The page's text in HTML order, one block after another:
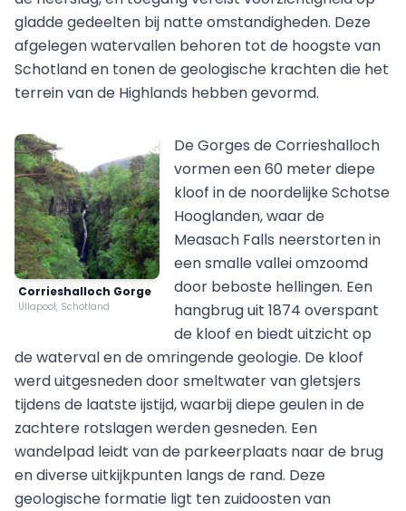
gladde gedeelten bij natte omstandigheden. Deze
afgelegen watervallen behoren tot de hoogste van
Schotland en tonen de geologische krachten die het
terrein van de Highlands hebben gevormd.
Corrieshalloch Gorge
Ullapool, Schotland
De Gorges de Corrieshalloch
vormen een 60 meter diepe
kloof in de noordelijke Schotse
Hooglanden, waar de
Measach Falls neerstorten in
een smalle vallei omzoomd
door beboste hellingen. Een
hangbrug uit 1874 overspant
de kloof en biedt uitzicht op
de waterval en de omringende geologie. De kloof
werd uitgesneden door smeltwater van gletsjers
tijdens de laatste ijstijd, waarbij diepe geulen in de
zachtere rotslagen werden gesneden. Een
wandelpad leidt van de parkeerplaats naar de brug
en diverse uitkijkpunten langs de rand. Deze
geologische formatie ligt ten zuidoosten van